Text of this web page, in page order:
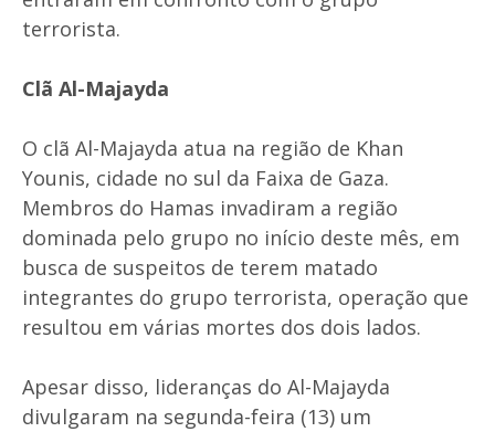
terrorista.
Clã Al-Majayda
O clã Al-Majayda atua na região de Khan
Younis, cidade no sul da Faixa de Gaza.
Membros do Hamas invadiram a região
dominada pelo grupo no início deste mês, em
busca de suspeitos de terem matado
integrantes do grupo terrorista, operação que
resultou em várias mortes dos dois lados.
Apesar disso, lideranças do Al-Majayda
divulgaram na segunda-feira (13) um